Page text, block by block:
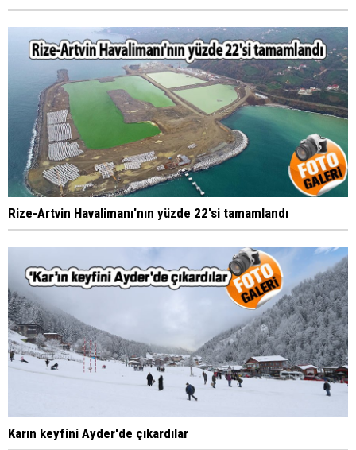
Rize-Artvin Havalimanı'nın yüzde 22'si tamamlandı
Karın keyfini Ayder'de çıkardılar